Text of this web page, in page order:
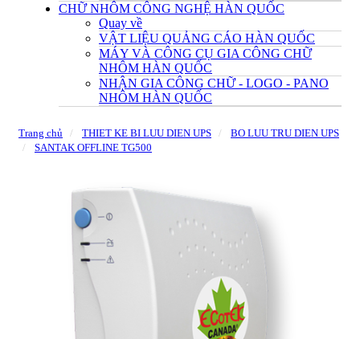
CHỮ NHÔM CÔNG NGHỆ HÀN QUỐC
Quay về
VẬT LIỆU QUẢNG CÁO HÀN QUỐC
MÁY VÀ CÔNG CỤ GIA CÔNG CHỮ
NHÔM HÀN QUỐC
NHẬN GIA CÔNG CHỮ - LOGO - PANO
NHÔM HÀN QUỐC
Trang chủ THIET KE BI LUU DIEN UPS
BO LUU TRU DIEN UPS
SANTAK OFFLINE TG500